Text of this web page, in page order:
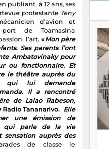
publiant, à 12 ans, ses
protestante Teny
d’avion et
de Toamasina
l’art. « Mon père
Ses parents l’ont
Ambatovinaky pour
ou fonctionnaire. Et
le théâtre auprès du
qui lui demande
Il a rencontré
de Lalao Rabeson,
Radio Tananarivo. Elle
une émission de
qui parle de la vie
auprès des
de classe le